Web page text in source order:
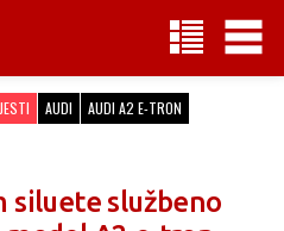
AUDI
AUDI A2 E-TRON
siluete službeno